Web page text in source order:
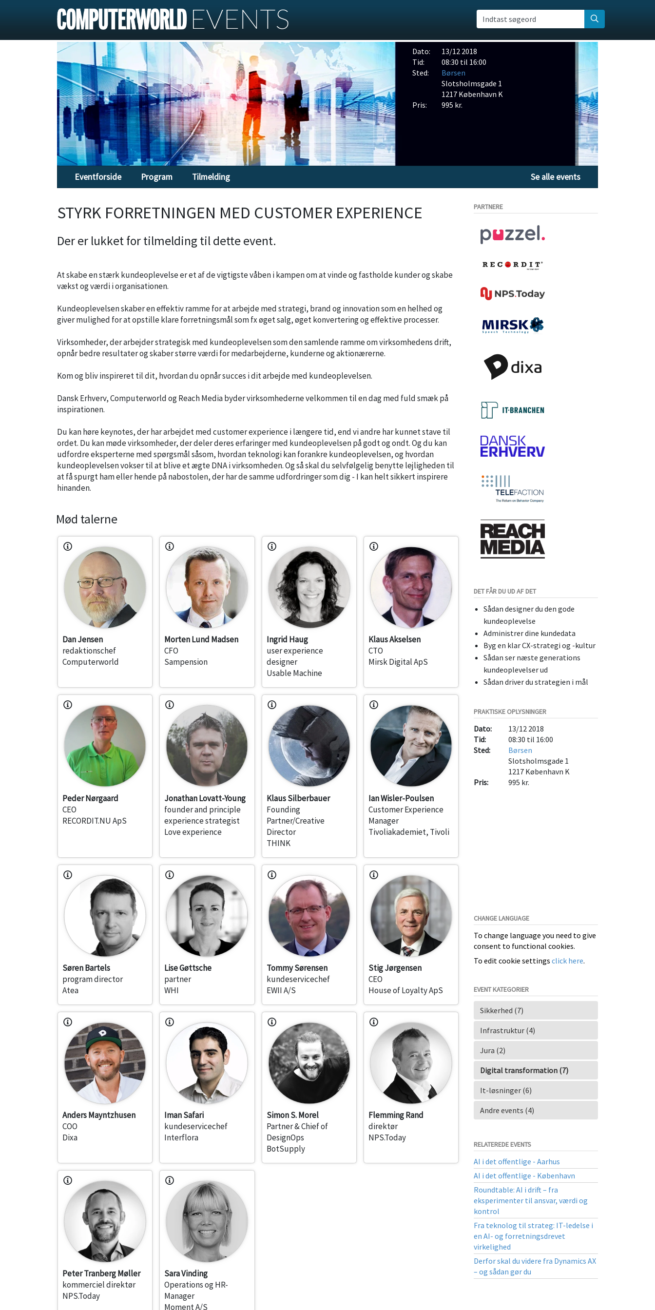
Indtast søgeord
Dato:
13/12 2018
Tid:
08:30 til 16:00
Sted:
Børsen
Slotsholmsgade 1
1217 København K
Pris:
995 kr.
Eventforside Program Tilmelding Se alle events
STYRK FORRETNINGEN MED CUSTOMER EXPERIENCE
Der er lukket for tilmelding til dette event.
At skabe en stærk kundeoplevelse er et af de vigtigste våben i kampen om at vinde og fastholde kunder og skabe
vækst og værdi i organisationen.
Kundeoplevelsen skaber en effektiv ramme for at arbejde med strategi, brand og innovation som en helhed og
giver mulighed for at opstille klare forretningsmål som fx øget salg, øget konvertering og effektive processer.
Virksomheder, der arbejder strategisk med kundeoplevelsen som den samlende ramme om virksomhedens drift,
opnår bedre resultater og skaber større værdi for medarbejderne, kunderne og aktionærerne.
Kom og bliv inspireret til dit, hvordan du opnår succes i dit arbejde med kundeoplevelsen.
Dansk Erhverv, Computerworld og Reach Media byder virksomhederne velkommen til en dag med fuld smæk på
inspirationen.
Du kan høre keynotes, der har arbejdet med customer experience i længere tid, end vi andre har kunnet stave til
ordet. Du kan møde virksomheder, der deler deres erfaringer med kundeoplevelsen på godt og ondt. Og du kan
udfordre eksperterne med spørgsmål såsom, hvordan teknologi kan forankre kundeoplevelsen, og hvordan
kundeoplevelsen vokser til at blive et ægte DNA i virksomheden. Og så skal du selvfølgelig benytte lejligheden til
at få spurgt ham eller hende på nabostolen, der har de samme udfordringer som dig - I kan helt sikkert inspirere
hinanden.
Mød talerne
Dan Jensen
redaktionschef
Computerworld
Morten Lund Madsen
CFO
Sampension
Ingrid Haug
user experience
designer
Usable Machine
Klaus Akselsen
CTO
Mirsk Digital ApS
Peder Nørgaard
CEO
RECORDIT.NU ApS
Jonathan Lovatt-Young
founder and principle
experience strategist
Love experience
Klaus Silberbauer
Founding
Partner/Creative
Director
THINK
Ian Wisler-Poulsen
Customer Experience
Manager
Tivoliakademiet, Tivoli
Søren Bartels
program director
Atea
Lise Gøttsche
partner
WHI
Tommy Sørensen
kundeservicechef
EWII A/S
Stig Jørgensen
CEO
House of Loyalty ApS
Anders Mayntzhusen
COO
Dixa
Iman Safari
kundeservicechef
Interflora
Simon S. Morel
Partner & Chief of
DesignOps
BotSupply
Flemming Rand
direktør
NPS.Today
Peter Tranberg Møller
kommerciel direktør
NPS.Today
Sara Vinding
Operations og HR-
Manager
Moment A/S
PARTNERE
DET FÅR DU UD AF DET
Sådan designer du den gode
kundeoplevelse
Administrer dine kundedata
Byg en klar CX-strategi og -kultur
Sådan ser næste generations
kundeoplevelser ud
Sådan driver du strategien i mål
PRAKTISKE OPLYSNINGER
Dato:
13/12 2018
Tid:
08:30 til 16:00
Sted:
Børsen
Slotsholmsgade 1
1217 København K
Pris:
995 kr.
CHANGE LANGUAGE
To change language you need to give
consent to functional cookies.
To edit cookie settings click here.
EVENT KATEGORIER
Sikkerhed (7)
Infrastruktur (4)
Jura (2)
Digital transformation (7)
It-løsninger (6)
Andre events (4)
RELATEREDE EVENTS
AI i det offentlige - Aarhus
AI i det offentlige - København
Roundtable: AI i drift – fra
eksperimenter til ansvar, værdi og
kontrol
Fra teknolog til strateg: IT-ledelse i
en AI- og forretningsdrevet
virkelighed
Derfor skal du videre fra Dynamics AX
– og sådan gør du